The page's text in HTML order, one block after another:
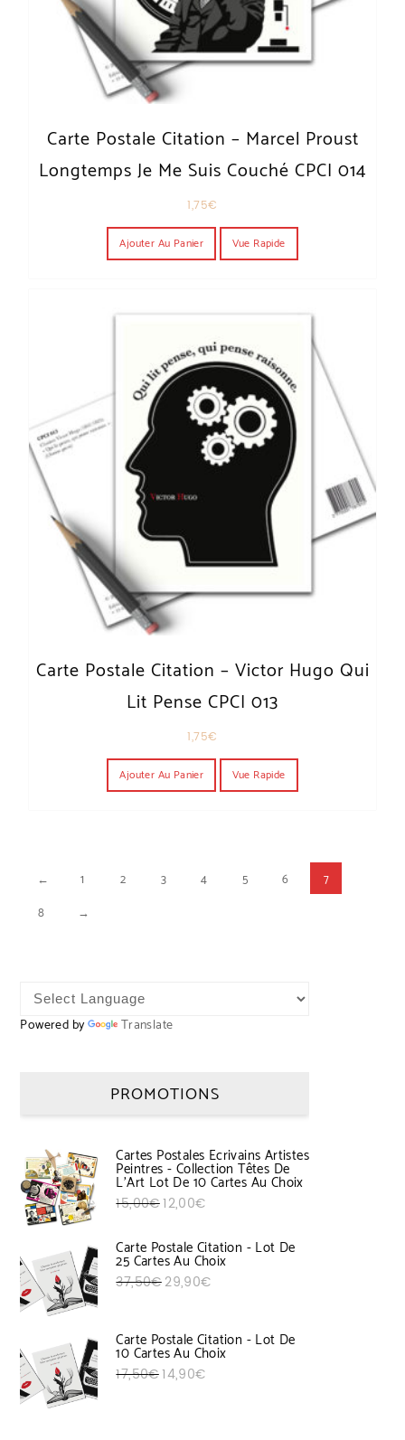
Carte Postale Citation – Marcel Proust
Longtemps Je Me Suis Couché CPCI 014
1,75€
Ajouter Au Panier Vue Rapide
Carte Postale Citation – Victor Hugo Qui
Lit Pense CPCI 013
1,75€
Ajouter Au Panier Vue Rapide
← 1 2 3 4 5 6
7
8
→
Powered by Translate
PROMOTIONS
Cartes Postales Ecrivains Artistes
Peintres - Collection Têtes De
L'Art Lot De 10 Cartes Au Choix
15,00€Le prix initial était : 15,00€.
12,00€Le prix actuel est : 12,00€.
Carte Postale Citation - Lot De
25 Cartes Au Choix
37,50€Le prix initial était : 37,50€.
29,90€Le prix actuel est : 29,90€.
Carte Postale Citation - Lot De
10 Cartes Au Choix
17,50€Le prix initial était : 17,50€.
14,90€Le prix actuel est : 14,90€.